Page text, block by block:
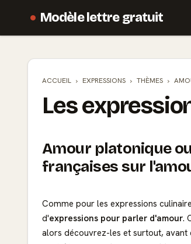
Modèle lettre gratuit
ACCUEIL EXPRESSIONS THÈMES
Les
Amour platonique
françaises sur
Comme pour les expressions
d'expressions pour parler d'amour.
alors découvrez-les et surtout,